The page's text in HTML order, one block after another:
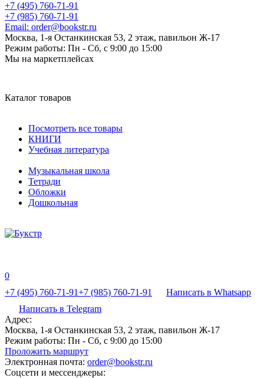
+7 (495) 760-71-91
+7 (985) 760-71-91
Email: order@bookstr.ru
Москва, 1-я Останкинская 53, 2 этаж, павильон Ж-17
Режим работы: Пн - Сб, с 9:00 до 15:00
Мы на маркетплейсах
Каталог товаров
Посмотреть все товары
КНИГИ
Учебная литература
Музыкальная школа
Тетради
Обложки
Дошкольная
0
+7 (495) 760-71-91+7 (985) 760-71-91
Написать в Whatsapp
Написать в Telegram
Адрес:
Москва, 1-я Останкинская 53, 2 этаж, павильон Ж-17
Режим работы: Пн - Сб, с 9:00 до 15:00
Проложить маршрут
Электронная почта: order@bookstr.ru
Соцсети и мессенджеры: